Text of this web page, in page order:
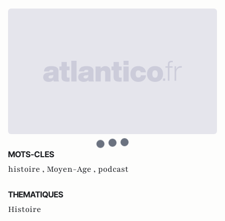
MOTS-CLES
histoire , Moyen-Age , podcast
THEMATIQUES
Histoire